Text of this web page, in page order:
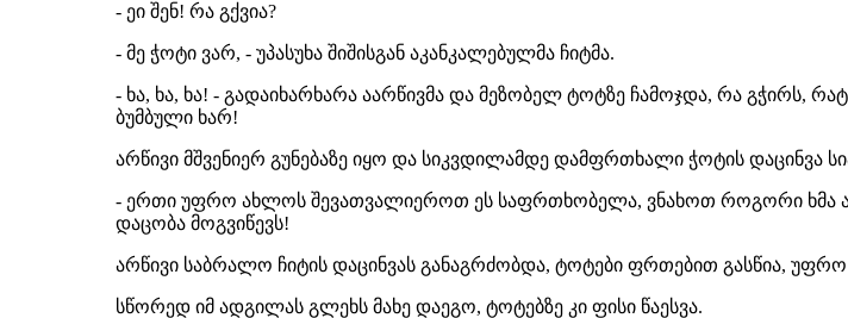
- ეი შენ! რა გქვია?
- მე ჭოტი ვარ, - უპასუხა შიშისგან აკანკალებულმა ჩიტმა.
- ხა, ხა, ხა! - გადაიხარხარა აარწივმა და მეზობელ ტოტზე ჩამოჯდა, რა გჭირს,
ბუმბული ხარ!
არწივი მშვენიერ გუნებაზე იყო და სიკვდილამდე დამფრთხალი ჭოტის დაცინვა
- ერთი უფრო ახლოს შევათვალიეროთ ეს საფრთხობელა, ვნახოთ როგორი ხმა
დაცობა მოგვიწევს!
არწივი საბრალო ჩიტის დაცინვას განაგრძობდა, ტოტები ფრთებით გასწია,
სწორედ იმ ადგილას გლეხს მახე დაეგო, ტოტებზე კი ფისი წაესვა.